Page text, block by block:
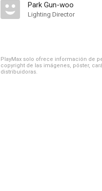
Park Gun-woo
Lighting Director
PlayMax solo ofrece información de
copyright de las imágenes, póster,
distribuidoras.